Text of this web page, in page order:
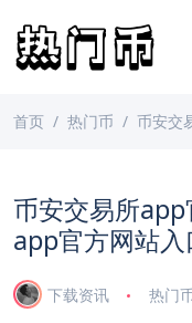
首页 热门币 币安交易
币安交易所
app官方网站入
下载资讯 热门